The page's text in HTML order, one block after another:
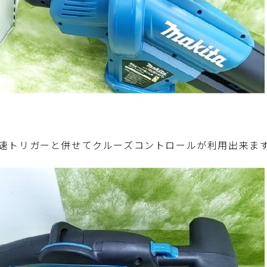
トリガーと併せてクルーズコントロールが利用出来ま